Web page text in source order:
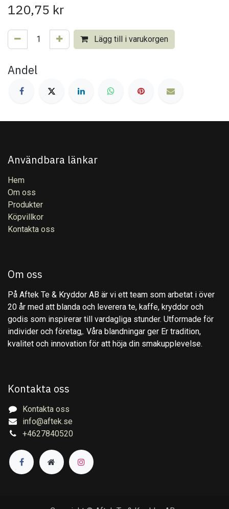
120,75 kr
Lägg till i varukorgen
Andel
Användbara länkar
Hem
Om oss
Produkter
Köpvillkor
Kontakta oss
Om oss
På Aftek Te & Kryddor AB är vi ett team som arbetat i över
20 år med att blanda och leverera te, kaffe, kryddor och
godis som inspirerar till vardagliga stunder. Utformade för
individer och företag,. Våra blandningar ger Er tradition,
kvalitet och innovation för att höja din smakupplevelse.
Kontakta oss
Kontakta oss
info@aftek.se
+4627840520